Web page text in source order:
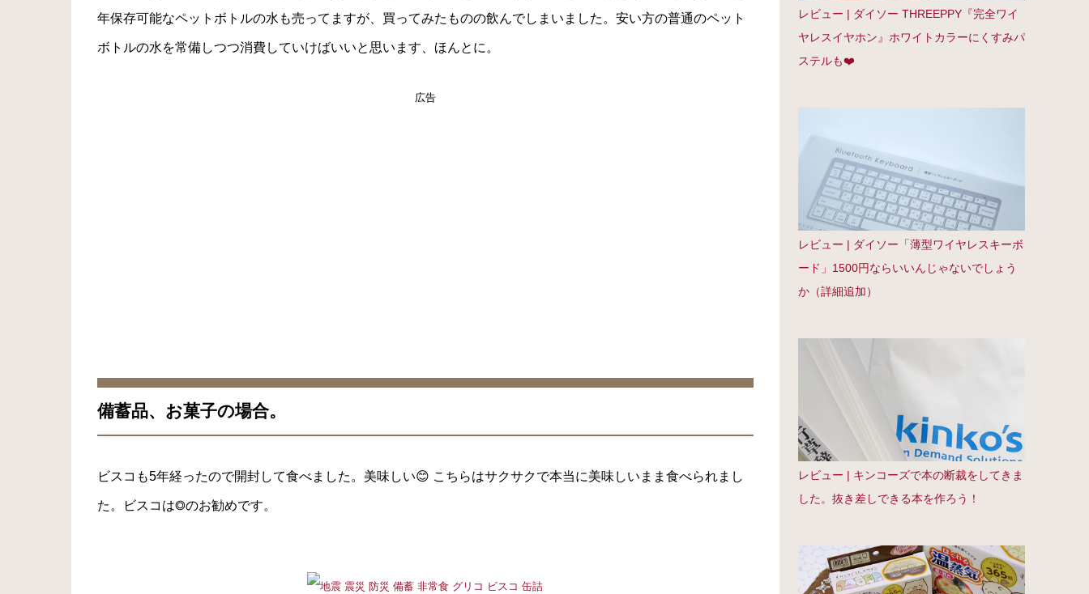
年保存可能なペットボトルの水も売ってますが、買ってみたものの飲んでしまいました。安い方の普通のペット
ボトルの水を常備しつつ消費していけばいいと思います、ほんとに。
広告
備蓄品、お菓子の場合。
ビスコも5年経ったので開封して食べました。美味しい😊 こちらはサクサクで本当に美味しいまま食べられまし
た。ビスコは◎のお勧めです。
レビュー | ダイソー THREEPPY『完全ワイ
ヤレスイヤホン』ホワイトカラーにくすみパ
ステルも❤️
レビュー | ダイソー「薄型ワイヤレスキーボ
ード」1500円ならいいんじゃないでしょう
か（詳細追加）
レビュー | キンコーズで本の断裁をしてきま
した。抜き差しできる本を作ろう！